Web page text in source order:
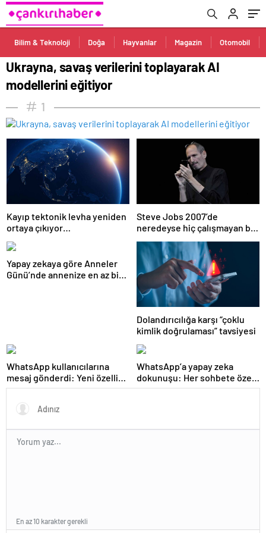
Bilim & Teknoloji Doğa Hayvanlar Magazin Otomobil
Ukrayna, savaş verilerini toplayarak AI
modellerini eğitiyor
1
Kayıp tektonik levha yeniden
ortaya çıkıyor…
Steve Jobs 2007’de
neredeyse hiç çalışmayan bir
iPhone ile sahneye çıktı: Onu
kurtaran bu senaryo oldu!
Yapay zekaya göre Anneler
Günü’nde annenize en az bir
Dolandırıcılığa karşı “çoklu
kimlik doğrulaması” tavsiyesi
WhatsApp kullanıcılarına
mesaj gönderdi: Yeni özellik
tanımlandı
WhatsApp’a yapay zeka
dokunuşu: Her sohbete özel
olacak
En az 10 karakter gerekli